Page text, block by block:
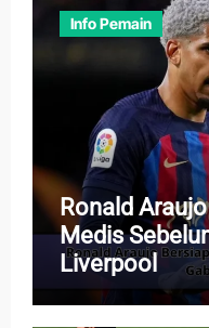
Info Pemain
Ronald
Medis
Liverpool